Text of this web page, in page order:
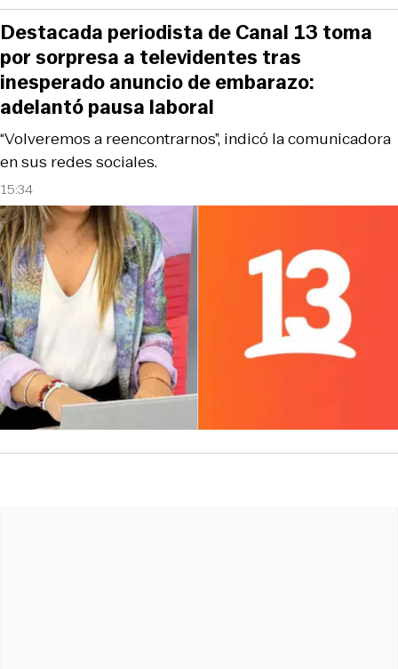
15:34
“Volveremos a reencontrarnos”, indicó la comunicadora
en sus redes sociales.
Destacada periodista de Canal 13 toma
por sorpresa a televidentes tras
inesperado anuncio de embarazo:
adelantó pausa laboral